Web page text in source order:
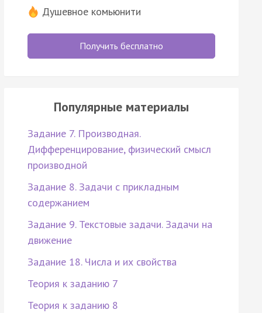
Душевное комьюнити
Получить бесплатно
Популярные материалы
Задание 7. Производная.
Дифференцирование, физический смысл
производной
Задание 8. Задачи с прикладным
содержанием
Задание 9. Текстовые задачи. Задачи на
движение
Задание 18. Числа и их свойства
Теория к заданию 7
Теория к заданию 8